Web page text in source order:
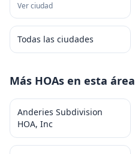
Ver ciudad
Todas las ciudades
Más HOAs en esta área
Anderies Subdivision
HOA, Inc